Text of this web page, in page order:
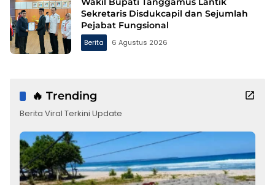
Sekretaris Disdukcapil dan Sejumlah
Pejabat Fungsional
Berita 6 Agustus 2026
🔥 Trending
Berita Viral Terkini Update